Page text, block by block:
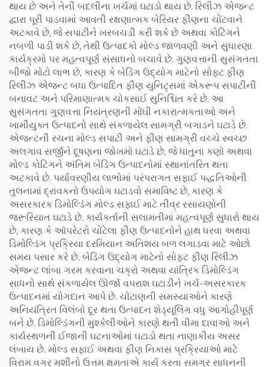
થાય છે અને તેની બદલીના ખર્ચમાં ઘટાડો થાય છે. રિલીઝ એજન્ટ
દ્વારા પૂરી પાડવામાં આવતી રક્ષણાત્મક બેરિયર ફીણના ચોંટવાને
અટકાવે છે, જે સપાટીને ખરબચડી કરી શકે છે અથવા કોટિંગને
નબળી પાડી શકે છે, તેથી ઉત્પાદકો મોલ્ડ જાળવણી અને સુધારણા
કાર્યક્રમો પર મહત્વપૂર્ણ સંસાધનો બચાવે છે. ગુણવત્તાની સુસંગતતા
બીજો મોટો લાભ છે, કારણ કે બેડિંગ ઉદ્યોગ માટેનો સોફ્ટ ફીણ
રિલીઝ એજન્ટ બધા ઉત્પાદિત ફીણ યુનિટ્સમાં એકરૂપ સપાટીની
બનાવટ અને પરિમાણાત્મક ચોકસાઈ સુનિશ્ચિત કરે છે. આ
સુસંગતતા ગુણવત્તા નિયંત્રણની મોંઘી નકારાત્મકતાઓ અને
ખામીયુક્ત ઉત્પાદનો સાથે સંકળાયેલ સામગ્રી બગાડને ઘટાડે છે.
એજન્ટની રચના મોલ્ડ સપાટી અને ફીણ સામગ્રી વચ્ચે સ્વચ્છ
અલગાવ સર્જીને દૂષણના જોખમો ઘટાડે છે, જે ધાતુના કણો અથવા
મોલ્ડ કોટિંગને અંતિમ બેડિંગ ઉત્પાદનોમાં સ્થાનાંતરિત થતા
અટકાવે છે. પર્યાવરણીય લાભોમાં પરંપરાગત સફાઈ પદ્ધતિઓની
તુલનામાં દ્રાવકનો ઉપયોગ ઘટાડવો સમાવિષ્ટ છે, કારણ કે
અસરકારક ડિમોલ્ડિંગ મોલ્ડ સફાઈ માટે તીવ્ર રસાયણોની
જરૂરિયાત ઘટાડે છે. કાર્યકર્તાની સલામતીમાં મહત્વપૂર્ણ સુધારો થાય
છે, કારણ કે ઑપરેટરો ચોંટેલા ફીણ ઉત્પાદનોને હાથ ધરવા અથવા
ડિમોલ્ડિંગ પ્રક્રિયા દરમિયાન અતિશય બળ લગાડવા માટે ઓછો
સમય પસાર કરે છે. બેડિંગ ઉદ્યોગ માટેનો સોફ્ટ ફીણ રિલીઝ
એજન્ટ લાંબા ગરમ કરવાના ચક્રો અથવા યાંત્રિક ડિમોલ્ડિંગ
સાધનો સાથે સંકળાયેલ ઊર્જા વપરાશ ઘટાડીને ખર્ચ-અસરકારક
ઉત્પાદનમાં યોગદાન આપે છે. ચોંટાણની સમસ્યાઓને કારણે
અનિયંત્રિત વિલંબો દૂર થતા ઉત્પાદન શેડ્યૂલિંગ વધુ આગોહીપૂર્ણ
બને છે. ડિમોલ્ડિંગની મુશ્કેલીઓને કારણે થતી વીમા દાવાઓ અને
કાર્યસ્થળની ઈજાની ઘટનાઓમાં ઘટાડો થતા નાણાકીય અસર
લંબાય છે. મોલ્ડ સફાઈ અથવા ફીણ નિકાસ પ્રક્રિયાઓ માટે
વિરામ વગર મશીનો ઉત્તમ ક્ષમતાએ કાર્ય કરતા સમગ્ર સાધનની